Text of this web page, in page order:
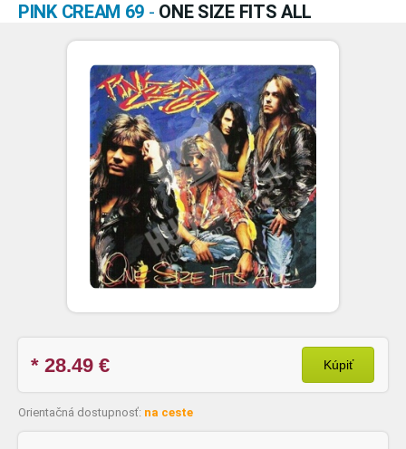
PINK CREAM 69 - ONE SIZE FITS ALL
* 28.49 € Kúpiť
Orientačná dostupnosť: na ceste